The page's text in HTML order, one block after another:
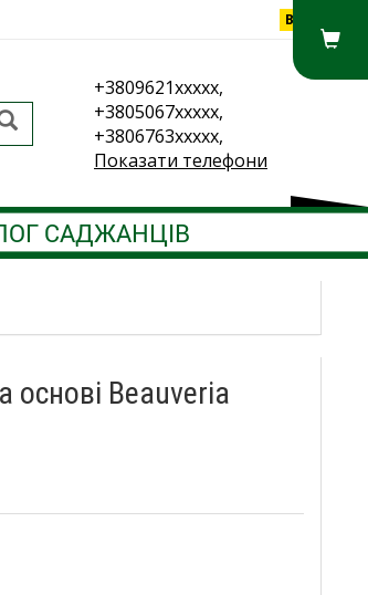
Вхід
+3809621xxxxx,
+3805067xxxxx,
+3806763xxxxx,
Показати телефони
САДЖАНЦІВ
основі Beauveria